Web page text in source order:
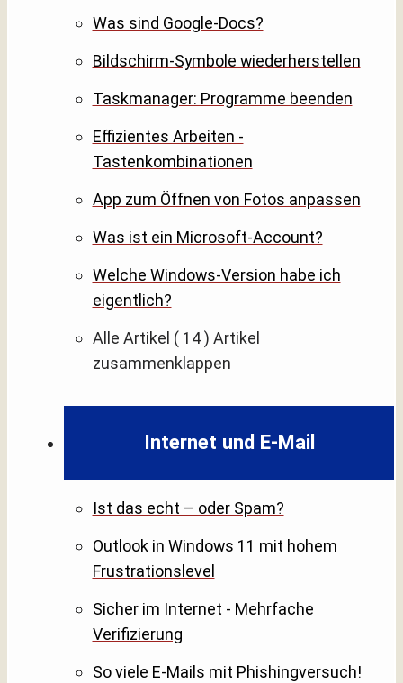
Was sind Google-Docs?
Bildschirm-Symbole wiederherstellen
Taskmanager: Programme beenden
Effizientes Arbeiten -
Tastenkombinationen
App zum Öffnen von Fotos anpassen
Was ist ein Microsoft-Account?
Welche Windows-Version habe ich
eigentlich?
Alle Artikel ( 14 ) Artikel
zusammenklappen
Internet und E-Mail
Ist das echt – oder Spam?
Outlook in Windows 11 mit hohem
Frustrationslevel
Sicher im Internet - Mehrfache
Verifizierung
So viele E-Mails mit Phishingversuch!